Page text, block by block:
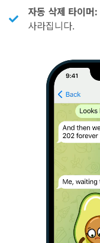
자동 삭제 타이머:
사라집니다.